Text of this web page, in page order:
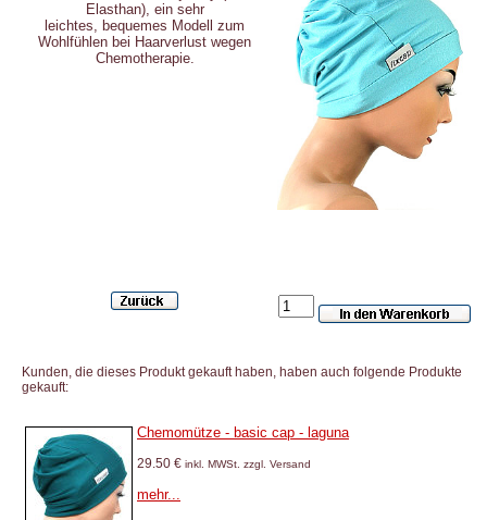
Elasthan), ein sehr
leichtes, bequemes Modell zum
Wohlfühlen bei Haarverlust wegen
Chemotherapie.
Kunden, die dieses Produkt gekauft haben, haben auch folgende Produkte
gekauft:
Chemomütze - basic cap - laguna
29.50 € inkl. MWSt. zzgl. Versand
mehr...